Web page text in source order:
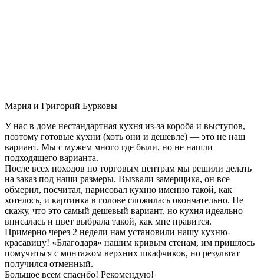
Мария и Григорий Бурковы
У нас в доме нестандартная кухня из-за короба и выступов,
поэтому готовые кухни (хоть они и дешевле) — это не наш
вариант. Мы с мужем много где были, но не нашли
подходящего варианта.
После всех походов по торговым центрам мы решили делать
на заказ под наши размеры. Вызвали замерщика, он все
обмерил, посчитал, нарисовал кухню именно такой, как
хотелось, и картинка в голове сложилась окончательно. Не
скажу, что это самый дешевый вариант, но кухня идеально
вписалась и цвет выбрала такой, как мне нравится.
Примерно через 2 недели нам установили нашу кухню-
красавицу! «Благодаря» нашим кривым стенам, им пришлось
помучиться с монтажом верхних шкафчиков, но результат
получился отменный.
Большое всем спасибо! Рекомендую!